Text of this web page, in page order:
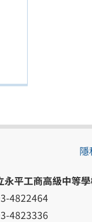
隱
永平工商高級中等
4822464
4823336